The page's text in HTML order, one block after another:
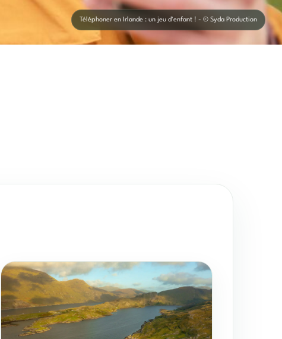
Téléphoner en Irlande : un jeu d'enfant ! - © Syda Production